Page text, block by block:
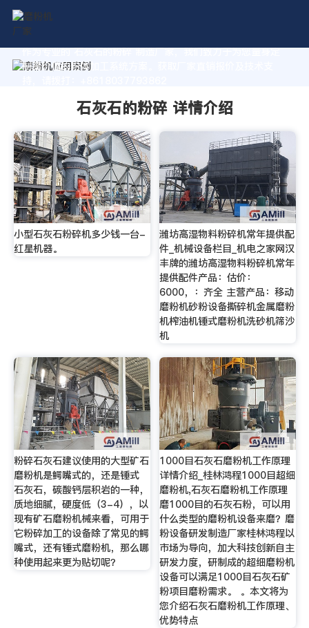
作为专业的 石灰石的粉碎 制造厂家，我们致力于为您量身定
制高价值的粉体加工系统方案。获取厂家直销报价及技术支
石灰石的粉碎 详情介绍
小型石灰石粉碎机多少钱一台-
红星机器。
潍坊高湿物料粉碎机常年提供配
件_机械设备栏目_机电之家网汉
丰牌的潍坊高湿物料粉碎机常年
提供配件产品：估价：
6000，：齐全 主营产品：移动
磨粉机砂粉设备撕碎机金属磨粉
机榨油机锤式磨粉机洗砂机筛沙
机
粉碎石灰石建议使用的大型矿石
磨粉机是鳄嘴式的，还是锤式
石灰石，碳酸钙层积岩的一种，
质地细腻，硬度低（3-4），以
现有矿石磨粉机械来看，可用于
它粉碎加工的设备除了常见的鳄
嘴式，还有锤式磨粉机，那么哪
种使用起来更为贴切呢？
1000目石灰石磨粉机工作原理
详情介绍_桂林鸿程1000目超细
磨粉机,石灰石磨粉机工作原理
磨1000目的石灰石粉，可以用
什么类型的磨粉机设备来磨？磨
粉设备研发制造厂家桂林鸿程以
市场为导向，加大科技创新自主
研发力度，研制成的超细磨粉机
设备可以满足1000目石灰石矿
粉项目磨粉需求。 。本文将为
您介绍石灰石磨粉机工作原理、
优势特点